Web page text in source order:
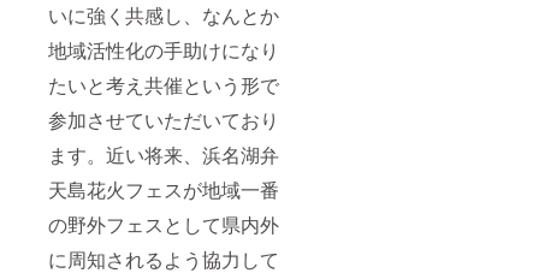
いに強く共感し、なんとか
地域活性化の手助けになり
たいと考え共催という形で
参加させていただいており
ます。近い将来、浜名湖弁
天島花火フェスが地域一番
の野外フェスとして県内外
に周知されるよう協力して